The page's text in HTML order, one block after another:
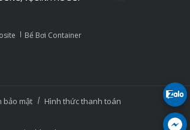
Bể Bơi Container
bảo mật Hình thức thanh toán